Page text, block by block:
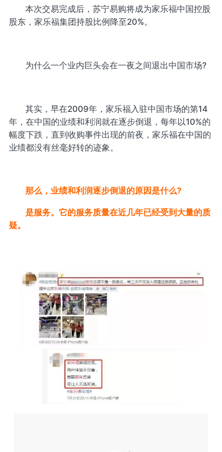
本次交易完成后，苏宁易购将成为家乐福中国控股
股东，家乐福集团持股比例降至20%。
为什么一个业内巨头会在一夜之间退出中国市场?
其实，早在2009年，家乐福入驻中国市场的第14
年，在中国的业绩和利润就在逐步倒退，每年以10%的
幅度下跌，直到收购事件出现的前夜，家乐福在中国的
业绩都没有丝毫好转的迹象。
那么，业绩和利润逐步倒退的原因是什么?
是服务。它的服务质量在近几年已经受到大量的质
疑。